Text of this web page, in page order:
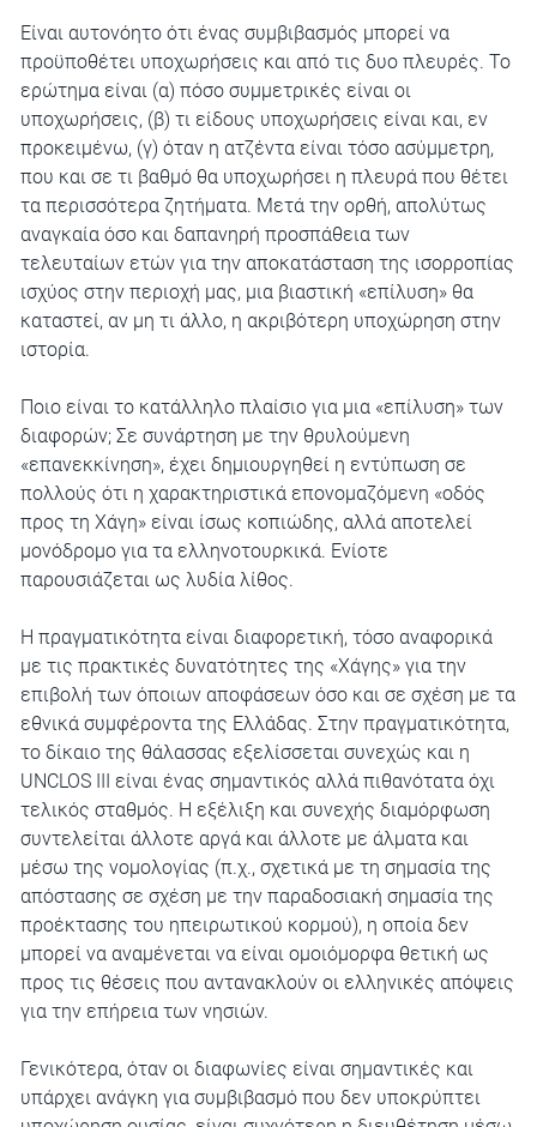
Είναι αυτονόητο ότι ένας συμβιβασμός μπορεί να
προϋποθέτει υποχωρήσεις και από τις δυο πλευρές. Το
ερώτημα είναι (α) πόσο συμμετρικές είναι οι
υποχωρήσεις, (β) τι είδους υποχωρήσεις είναι και, εν
προκειμένω, (γ) όταν η ατζέντα είναι τόσο ασύμμετρη,
που και σε τι βαθμό θα υποχωρήσει η πλευρά που θέτει
τα περισσότερα ζητήματα. Μετά την ορθή, απολύτως
αναγκαία όσο και δαπανηρή προσπάθεια των
τελευταίων ετών για την αποκατάσταση της ισορροπίας
ισχύος στην περιοχή μας, μια βιαστική «επίλυση» θα
καταστεί, αν μη τι άλλο, η ακριβότερη υποχώρηση στην
ιστορία.
Ποιο είναι το κατάλληλο πλαίσιο για μια «επίλυση» των
διαφορών; Σε συνάρτηση με την θρυλούμενη
«επανεκκίνηση», έχει δημιουργηθεί η εντύπωση σε
πολλούς ότι η χαρακτηριστικά επονομαζόμενη «οδός
προς τη Χάγη» είναι ίσως κοπιώδης, αλλά αποτελεί
μονόδρομο για τα ελληνοτουρκικά. Ενίοτε
παρουσιάζεται ως λυδία λίθος.
Η πραγματικότητα είναι διαφορετική, τόσο αναφορικά
με τις πρακτικές δυνατότητες της «Χάγης» για την
επιβολή των όποιων αποφάσεων όσο και σε σχέση με τα
εθνικά συμφέροντα της Ελλάδας. Στην πραγματικότητα,
το δίκαιο της θάλασσας εξελίσσεται συνεχώς και η
UNCLOS III είναι ένας σημαντικός αλλά πιθανότατα όχι
τελικός σταθμός. Η εξέλιξη και συνεχής διαμόρφωση
συντελείται άλλοτε αργά και άλλοτε με άλματα και
μέσω της νομολογίας (π.χ., σχετικά με τη σημασία της
απόστασης σε σχέση με την παραδοσιακή σημασία της
προέκτασης του ηπειρωτικού κορμού), η οποία δεν
μπορεί να αναμένεται να είναι ομοιόμορφα θετική ως
προς τις θέσεις που αντανακλούν οι ελληνικές απόψεις
για την επήρεια των νησιών.
Γενικότερα, όταν οι διαφωνίες είναι σημαντικές και
υπάρχει ανάγκη για συμβιβασμό που δεν υποκρύπτει